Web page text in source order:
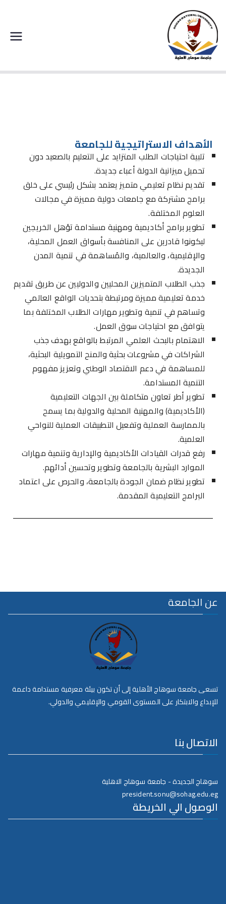
الأهداف
الأهداف الاستراتيجية للجامعة
تلبية احتياجات الطلب المتزايد على التعليم بالصعيد دون
تحميل ميزانية الدولة أعباء جديدة.
تقديم نظام تعليمي متميز يعتمد بشكل رئيسي على خلق
برامج مشتركة مع جامعات دولية مميزة في مجالات
العلوم المختلفة.
تطوير برامج أكاديمية ومهنية مستدامة تؤهل الخريجين
ليكونوا قادرين على المنافسة بأسواق العمل المحلية،
والإقليمية، والعالمية، والمُساهمة في تنمية المدن
الجديدة.
جذب الطلاب المتميزين المحليين والدوليين عن طريق تقديم
خدمة تعليمية مميزة ومرتبطة بتحديات الواقع العالمي
وتساهم في تنمية وتطوير مهارات الطلاب المختلفة بما
يتوافق مع احتياجات سوق العمل.
الاهتمام بالبحث العلمي المرتبط بالواقع بهدف جذب
الشراكات في مشروعات بحثية والمنح التمويلية البحثية،
للمساهمة في دعم الاقتصاد الوطني وتعزيز مفهوم
التنمية المستدامة.
تطوير أطر تعاون متكاملة بين الجهات التعليمية
(الأكاديمية) والمهنية المحلية والدولية بما يسمح
بالممارسة العملية وتفعيل التطبيقات العملية للنواحي
العلمية.
رفع قدرات القيادات الأكاديمية والإدارية وتنمية مهارات
الموارد البشرية بالجامعة وتطوير وتحسين أدائهم.
تطوير نظام ضمان الجودة بالجامعة، والحرص على اعتماد
البرامج التعليمية المقدمة.
عن الجامعة
تسعى جامعة سوهاج الأهلية إلى أن تكون بيئة معرفية مستدامة داعمة
للإبداع والابتكار على المستوى القومي والإقليمي والدولي.
الاتصال بنا
سوهاج الجديدة - جامعة سوهاج الاهلية
president.sonu@sohag.edu.eg
الوصول الي الخريطة